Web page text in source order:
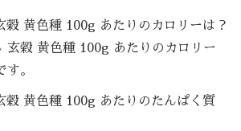
穀 黄色種 100g あたりのカロリーは？
玄穀 黄色種 100g あたりのカロリー
。
穀 黄色種 100g あたりのたんぱく質